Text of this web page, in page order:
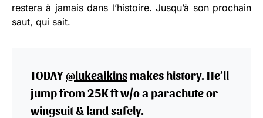
restera à jamais dans l’histoire. Jusqu’à son prochain
saut, qui sait.
TODAY@lukeaikins makes history. He’ll
jump from 25K ft w/o a parachute or
wingsuit & land safely.